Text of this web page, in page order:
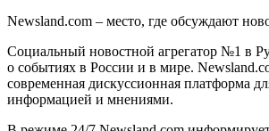
Newsland.com – место, где обсуждают
Социальный новостной агрегатор №1 в
о событиях в России и в мире.
современная дискуссионная платформа
информацией и мнениями.